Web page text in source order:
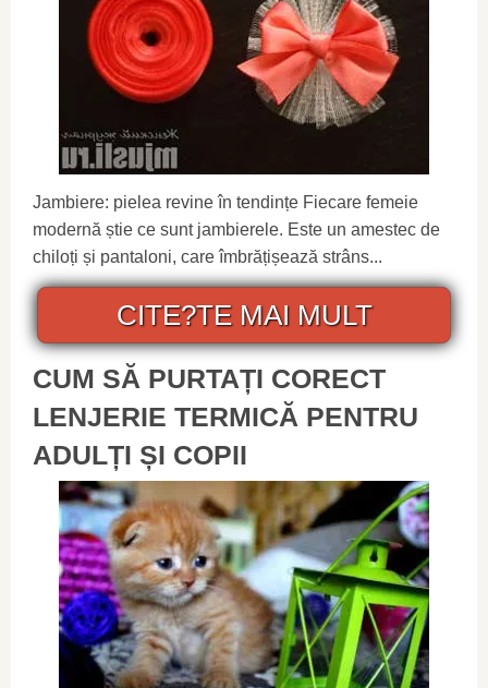
Jambiere: pielea revine în tendințe Fiecare femeie
modernă știe ce sunt jambierele. Este un amestec de
chiloți și pantaloni, care îmbrățișează strâns...
CITE?TE MAI MULT
CUM SĂ PURTAȚI CORECT
LENJERIE TERMICĂ PENTRU
ADULȚI ȘI COPII